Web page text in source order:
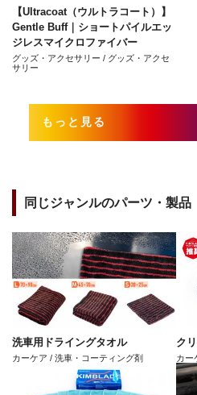
【Ultracoat（ウルトラコート）】
Gentle Buff｜ショートパイルエッ
ジレスマイクロファイバー
グッズ・アクセサリー / グッズ・アクセ
サリー
もっと見る
同じジャンルのパーツ・製品
洗車用ドライングタオル
カーケア / 洗車・コーティング剤
ク
カー